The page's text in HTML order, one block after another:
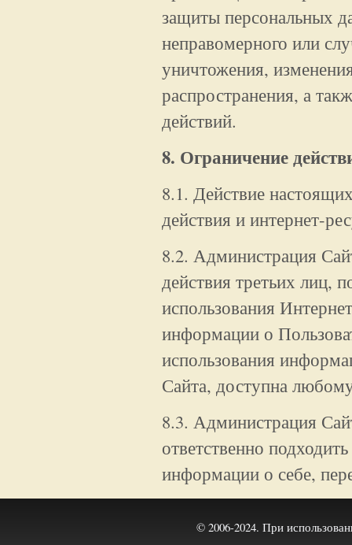
защиты персональных
неправомерного или
уничтожения,
распространения, а
действий.
8. Ограничение
8.1. Действие
действия и интернет-
8.2. Администрация
действия третьих лиц,
использования
информации о
использования
Сайта, доступна
8.3. Администрация
ответственно
информации о себе,
© 2006-2024. При